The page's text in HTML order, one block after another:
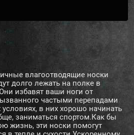
влагоотводящие носки
долго лежать на полке в
избавят ваши ноги от
частыми перепадами
условиях, в них хорошо начинать
заниматься спортом.Как бы
жизнь, эти носки помогут